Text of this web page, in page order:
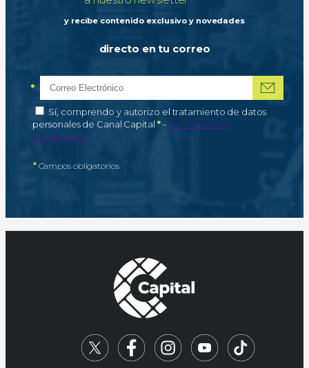
y recibe contenido exclusivo y novedades
directo en tu correo
Correo electrónico
*Campo obligatorio
Autorización de tratamiento de datos personales
Sí, comprendo y autorizo el tratamiento de datos
personales de Canal Capital *–Campo obligatorio
Ver Términos y
condiciones
*Campos obligatorios